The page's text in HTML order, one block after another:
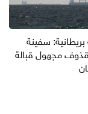
بريطانية: سفينة
مجهول قبالة